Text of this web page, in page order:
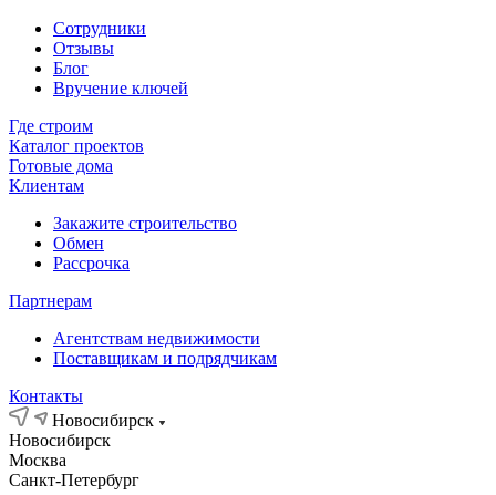
Сотрудники
Отзывы
Блог
Вручение ключей
Где строим
Каталог проектов
Готовые дома
Клиентам
Закажите строительство
Обмен
Рассрочка
Партнерам
Агентствам недвижимости
Поставщикам и подрядчикам
Контакты
Новосибирск
Новосибирск
Москва
Санкт-Петербург